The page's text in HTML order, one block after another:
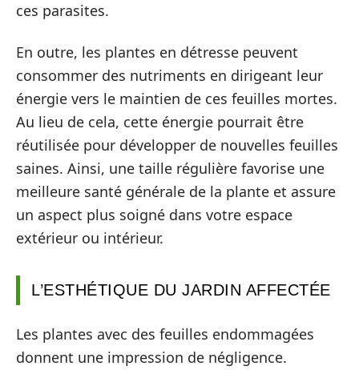
ces parasites.
En outre, les plantes en détresse peuvent
consommer des nutriments en dirigeant leur
énergie vers le maintien de ces feuilles mortes.
Au lieu de cela, cette énergie pourrait être
réutilisée pour développer de nouvelles feuilles
saines. Ainsi, une taille régulière favorise une
meilleure santé générale de la plante et assure
un aspect plus soigné dans votre espace
extérieur ou intérieur.
L’ESTHÉTIQUE DU JARDIN AFFECTÉE
Les plantes avec des feuilles endommagées
donnent une impression de négligence.